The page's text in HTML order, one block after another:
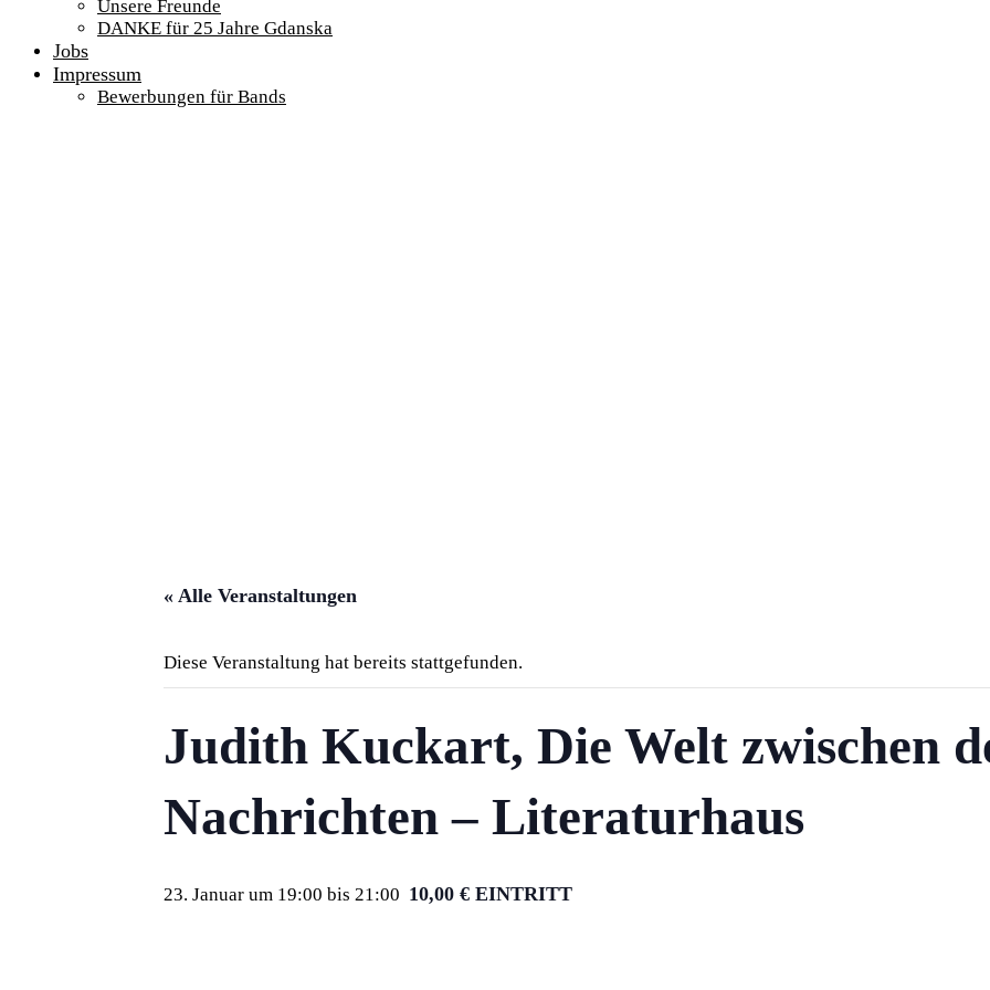
Unsere Freunde
DANKE für 25 Jahre Gdanska
Jobs
Impressum
Bewerbungen für Bands
« Alle Veranstaltungen
Diese Veranstaltung hat bereits stattgefunden.
Judith Kuckart, Die Welt zwischen
Nachrichten – Literaturhaus
23. Januar um 19:00 bis 21:00 10,00 € EINTRITT